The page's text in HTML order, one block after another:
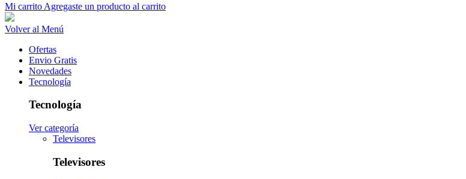
Mi carrito Agregaste un producto al carrito
Volver al Menú
Ofertas
Envio Gratis
Novedades
Tecnología
Tecnología
Ver categoría
Televisores
Televisores